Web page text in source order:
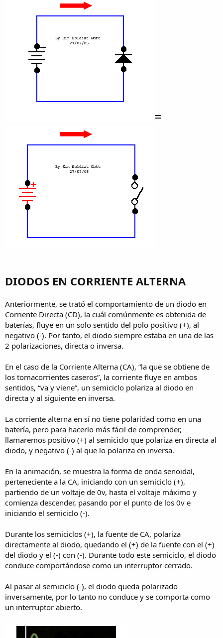
=
DIODOS EN CORRIENTE ALTERNA
Anteriormente, se trató el comportamiento de un diodo en
Corriente Directa (CD), la cuál comúnmente es obtenida de
baterías, fluye en un solo sentido del polo positivo (+), al
negativo (-). Por tanto, el diodo siempre estaba en una de las
2 polarizaciones, directa o inversa.
En el caso de la Corriente Alterna (CA), “la que se obtiene de
los tomacorrientes caseros”, la corriente fluye en ambos
sentidos, “va y viene”, un semiciclo polariza al diodo en
directa y al siguiente en inversa.
La corriente alterna en sí no tiene polaridad como en una
batería, pero para hacerlo más fácil de comprender,
llamaremos positivo (+) al semiciclo que polariza en directa al
diodo, y negativo (-) al que lo polariza en inversa.
En la animación, se muestra la forma de onda senoidal,
perteneciente a la CA, iniciando con un semiciclo (+),
partiendo de un voltaje de 0v, hasta el voltaje máximo y
comienza descender, pasando por el punto de los 0v e
iniciando el semiciclo (-).
Durante los semiciclos (+), la fuente de CA, polariza
directamente al diodo, quedando el (+) de la fuente con el (+)
del diodo y el (-) con (-). Durante todo este semiciclo, el diodo
conduce comportándose como un interruptor cerrado.
Al pasar al semiciclo (-), el diodo queda polarizado
inversamente, por lo tanto no conduce y se comporta como
un interruptor abierto.